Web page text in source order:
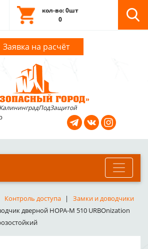
кол-во: 0шт
0
Заявка на расчёт
Контроль доступа
Замки и доводчики
дверной НОРА-М 510 URBOnization